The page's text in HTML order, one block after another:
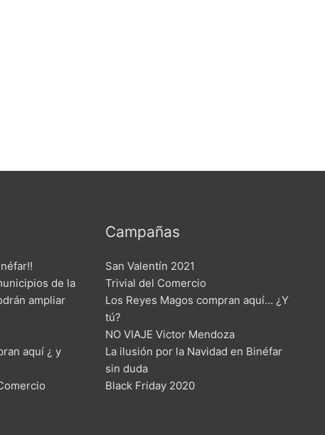
de la
ampliar
aquí ¿ y
Campañas
San Valentín 2021
Trivial del Comercio
Los Reyes Magos compran aquí… ¿Y
tú?
NO VIAJE Victor Mendoza
La ilusión por la Navidad en Binéfar
sin duda
Black Friday 2020